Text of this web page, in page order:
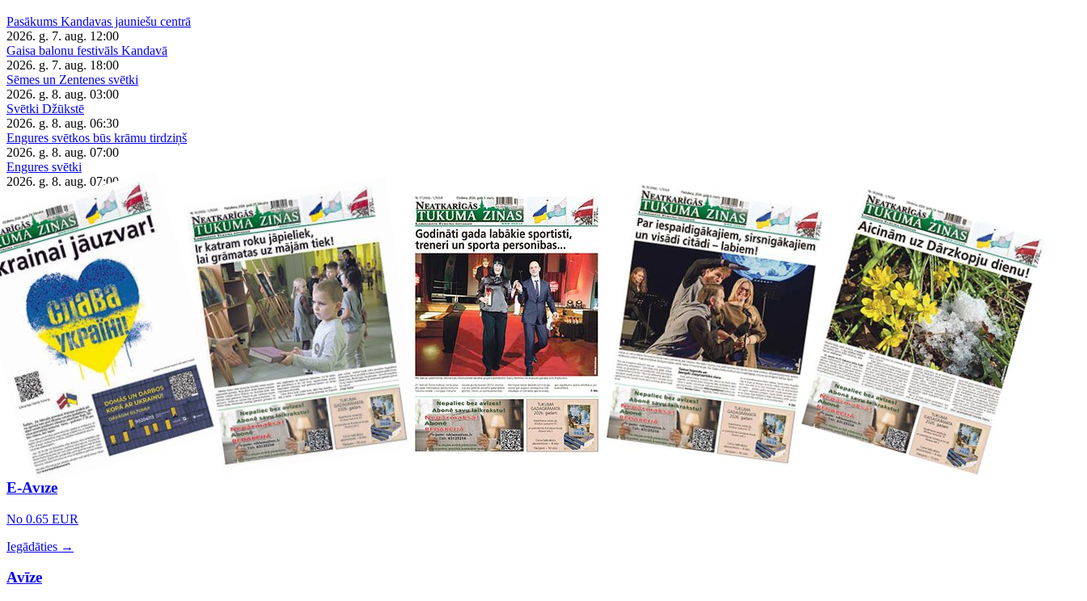
Pasākums Kandavas jauniešu centrā
2026. g. 7. aug. 12:00
Gaisa balonu festivāls Kandavā
2026. g. 7. aug. 18:00
Sēmes un Zentenes svētki
2026. g. 8. aug. 03:00
Svētki Džūkstē
2026. g. 8. aug. 06:30
Engures svētkos būs krāmu tirdziņš
2026. g. 8. aug. 07:00
Engures svētki
2026. g. 8. aug. 07:00
E-Avīze
No 0.65 EUR
Iegādāties →
Avīze